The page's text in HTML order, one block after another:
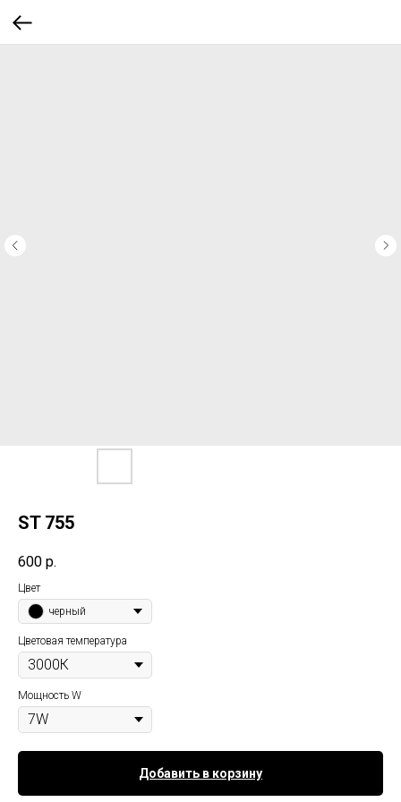
ST 755
600 р.
Цвет
черный
Цветовая температура
Мощность W
Добавить в корзину